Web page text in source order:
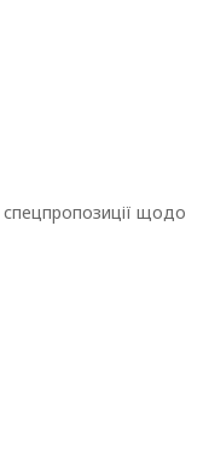
спецпропозиції щодо